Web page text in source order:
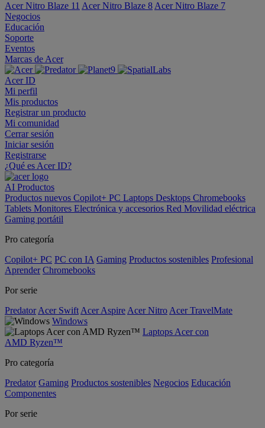
Acer Nitro Blaze 11 Acer Nitro Blaze 8 Acer Nitro Blaze 7
Negocios
Educación
Soporte
Eventos
Marcas de Acer
Acer ID
Mi perfil
Mis productos
Registrar un producto
Mi comunidad
Cerrar sesión
Iniciar sesión
Registrarse
¿Qué es Acer ID?
AI Productos
Productos nuevos Copilot+ PC Laptops Desktops Chromebooks
Tablets Monitores Electrónica y accesorios Red Movilidad eléctrica
Gaming portátil
Pro categoría
Copilot+ PC PC con IA Gaming Productos sostenibles Profesional
Aprender Chromebooks
Por serie
Predator Acer Swift Acer Aspire Acer Nitro Acer TravelMate
Windows
Laptops Acer con
AMD Ryzen™
Pro categoría
Predator Gaming Productos sostenibles Negocios Educación
Componentes
Por serie